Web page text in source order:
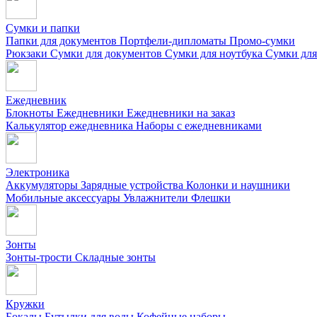
Сумки и папки
Папки для документов Портфели-дипломаты Промо-сумки
Рюкзаки Сумки для документов Сумки для ноутбука Сумки
Ежедневник
Блокноты Ежедневники Ежедневники на заказ
Калькулятор ежедневника Наборы с ежедневниками
Электроника
Аккумуляторы Зарядные устройства Колонки и наушники
Мобильные аксессуары Увлажнители Флешки
Зонты
Зонты-трости Складные зонты
Кружки